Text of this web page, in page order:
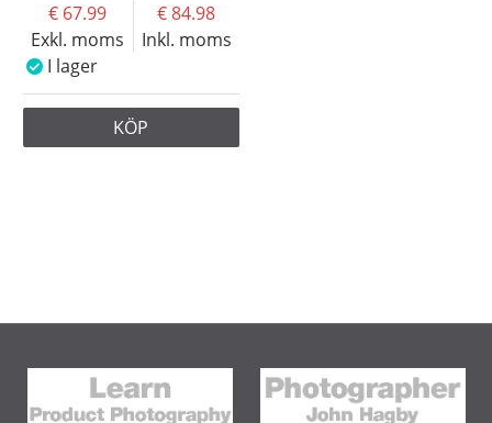
Exkl. moms
67.99
Inkl. moms
84.98
I lager
KÖP